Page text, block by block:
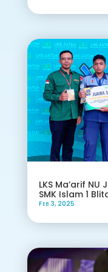
LKS Ma’arif
SMK Islam 1
Feb 3, 2025